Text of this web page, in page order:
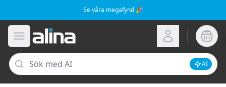
Se våra megafynd 🎉
Öppna meny
Alina.se Logga in
Sök
AI